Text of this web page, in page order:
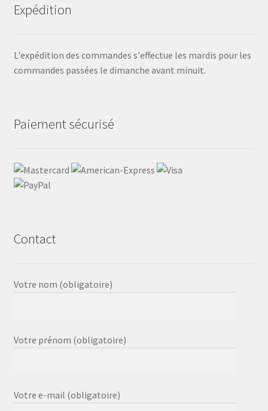
Expédition
L'expédition des commandes s'effectue les mardis pour les
commandes passées le dimanche avant minuit.
Paiement sécurisé
Contact
Votre nom (obligatoire)
Votre prénom (obligatoire)
Votre e-mail (obligatoire)